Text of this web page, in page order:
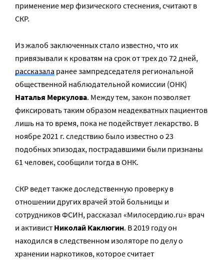
применение мер физического стеснения, считают в
СКР.
Из жалоб заключенных стало известно, что их
привязывали к кроватям на срок от трех до 72 дней,
рассказала ранее зампредседателя региональной
общественной наблюдательной комиссии (ОНК)
Наталья Меркулова. Между тем, закон позволяет
фиксировать таким образом неадекватных пациентов
лишь на то время, пока не подействует лекарство. В
ноябре 2021 г. следствию было известно о 23
подобных эпизодах, пострадавшими были признаны
61 человек, сообщили тогда в ОНК.
СКР ведет также доследственную проверку в
отношении других врачей этой больницы и
сотрудников ФСИН, рассказал «Милосердию.ru» врач
и активист Николай Каклюгин. В 2019 году он
находился в следственном изоляторе по делу о
хранении наркотиков, которое считает